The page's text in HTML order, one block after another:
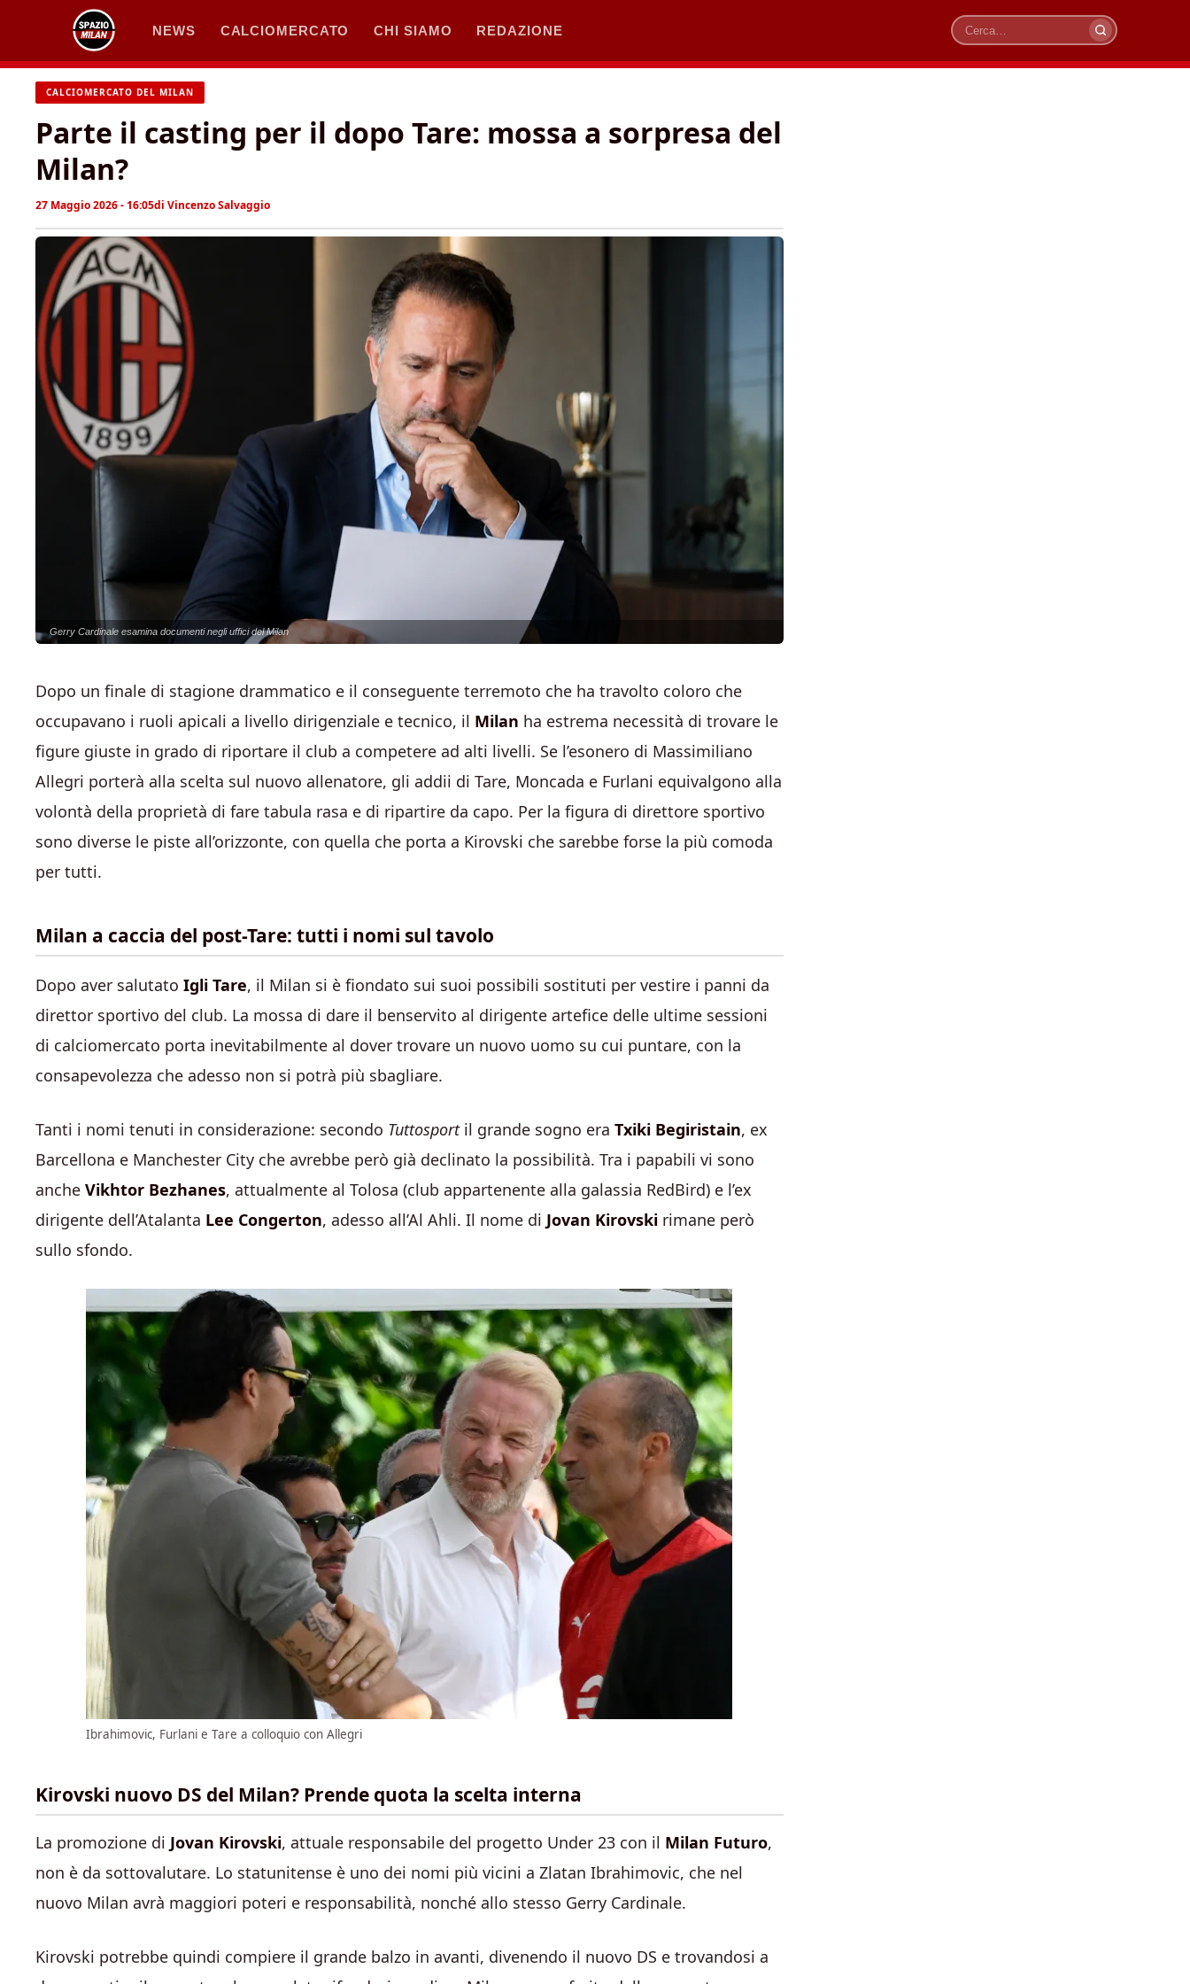
contenuto
NEWS CALCIOMERCATO CHI SIAMO REDAZIONE
Cerca
CALCIOMERCATO DEL MILAN
Parte il casting per il dopo Tare: mossa a sorpresa del
Milan?
27 Maggio 2026 - 16:05di Vincenzo Salvaggio
Gerry Cardinale esamina documenti negli uffici del Milan
Dopo un finale di stagione drammatico e il conseguente terremoto che ha travolto coloro che
occupavano i ruoli apicali a livello dirigenziale e tecnico, il Milan ha estrema necessità di trovare le
figure giuste in grado di riportare il club a competere ad alti livelli. Se l’esonero di Massimiliano
Allegri porterà alla scelta sul nuovo allenatore, gli addii di Tare, Moncada e Furlani equivalgono alla
volontà della proprietà di fare tabula rasa e di ripartire da capo. Per la figura di direttore sportivo
sono diverse le piste all’orizzonte, con quella che porta a Kirovski che sarebbe forse la più comoda
per tutti.
Milan a caccia del post-Tare: tutti i nomi sul tavolo
Dopo aver salutato Igli Tare, il Milan si è fiondato sui suoi possibili sostituti per vestire i panni da
direttor sportivo del club. La mossa di dare il benservito al dirigente artefice delle ultime sessioni
di calciomercato porta inevitabilmente al dover trovare un nuovo uomo su cui puntare, con la
consapevolezza che adesso non si potrà più sbagliare.
Tanti i nomi tenuti in considerazione: secondo Tuttosportil grande sogno era Txiki Begiristain, ex
Barcellona e Manchester City che avrebbe però già declinato la possibilità. Tra i papabili vi sono
anche Vikhtor Bezhanes, attualmente al Tolosa (club appartenente alla galassia RedBird) e l’ex
dirigente dell’Atalanta Lee Congerton, adesso all’Al Ahli. Il nome di Jovan Kirovski rimane però
sullo sfondo.
Ibrahimovic, Furlani e Tare a colloquio con Allegri
Kirovski nuovo DS del Milan? Prende quota la scelta interna
La promozione di Jovan Kirovski, attuale responsabile del progetto Under 23 con il Milan Futuro,
non è da sottovalutare. Lo statunitense è uno dei nomi più vicini a Zlatan Ibrahimovic, che nel
nuovo Milan avrà maggiori poteri e responsabilità, nonché allo stesso Gerry Cardinale.
Kirovski potrebbe quindi compiere il grande balzo in avanti, divenendo il nuovo DS e trovandosi a